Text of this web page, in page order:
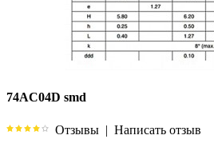
74AC04D smd
Отзывы | Написать отзыв